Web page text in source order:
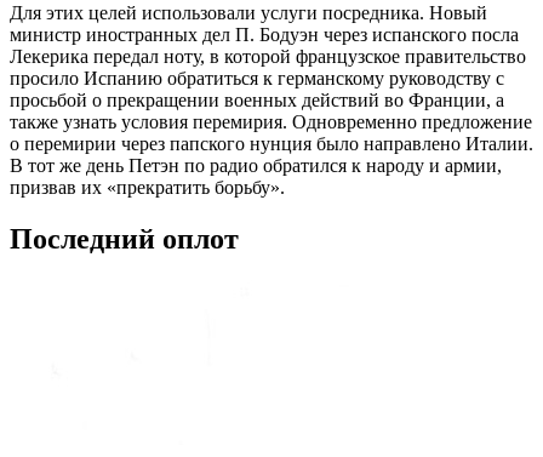
Для этих целей использовали услуги посредника. Новый
министр иностранных дел П. Бодуэн через испанского посла
Лекерика передал ноту, в которой французское правительство
просило Испанию обратиться к германскому руководству с
просьбой о прекращении военных действий во Франции, а
также узнать условия перемирия. Одновременно предложение
о перемирии через папского нунция было направлено Италии.
В тот же день Петэн по радио обратился к народу и армии,
призвав их «прекратить борьбу».
Последний оплот